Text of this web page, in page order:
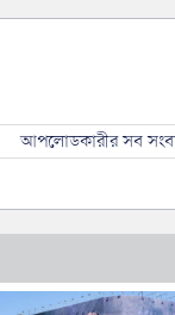
আপলোডকারীর সব